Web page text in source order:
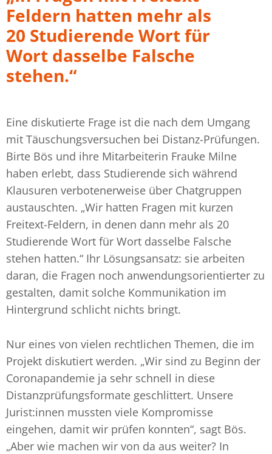
Feldern hatten mehr als
20 Studierende Wort für
Wort dasselbe Falsche
stehen.“
Eine diskutierte Frage ist die nach dem Umgang
mit Täuschungsversuchen bei Distanz-Prüfungen.
Birte Bös und ihre Mitarbeiterin Frauke Milne
haben erlebt, dass Studierende sich während
Klausuren verbotenerweise über Chatgruppen
austauschten. „Wir hatten Fragen mit kurzen
Freitext-Feldern, in denen dann mehr als 20
Studierende Wort für Wort dasselbe Falsche
stehen hatten.“ Ihr Lösungsansatz: sie arbeiten
daran, die Fragen noch anwendungsorientierter zu
gestalten, damit solche Kommunikation im
Hintergrund schlicht nichts bringt.
Nur eines von vielen rechtlichen Themen, die im
Projekt diskutiert werden. „Wir sind zu Beginn der
Coronapandemie ja sehr schnell in diese
Distanzprüfungsformate geschlittert. Unsere
Jurist:innen mussten viele Kompromisse
eingehen, damit wir prüfen konnten“, sagt Bös.
„Aber wie machen wir von da aus weiter? In